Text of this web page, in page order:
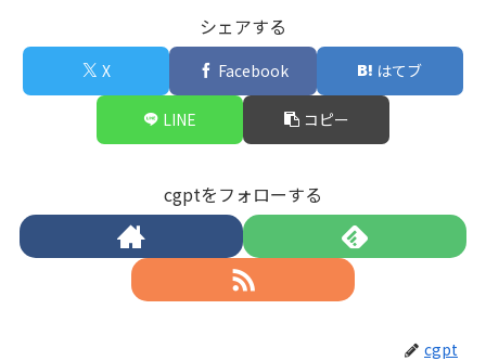
シェアする
X Facebook はてブ
LINE コピー
cgptをフォローする
cgpt